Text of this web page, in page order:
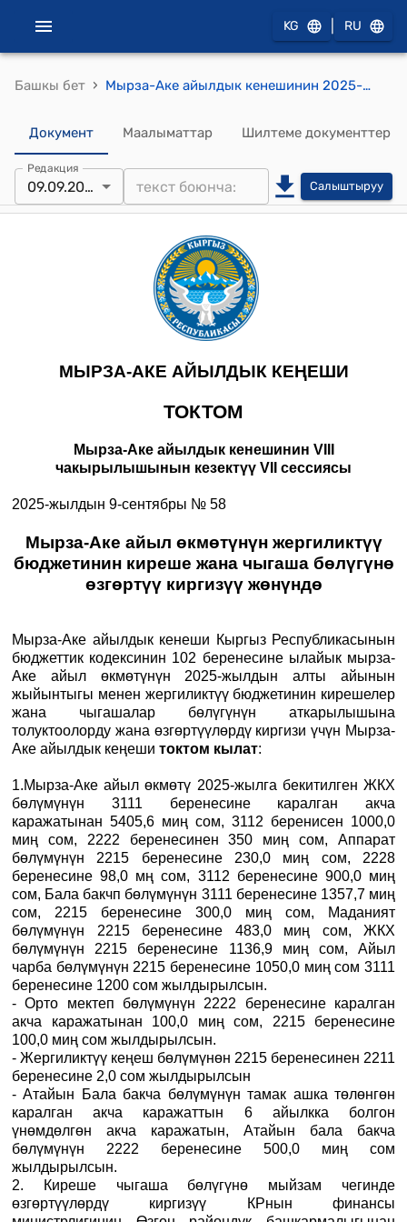
KG RU
Башкы бет › Мырза-Аке айылдык кенешинин 2025-жылдын 9-сентябры № 58 Мырза-Аке айыл өкмөтүнүн жергиликтүү бюджетинин киреше жана чыгаша бөлүгүнө өзгөртүү киргизүү жөнүндө токтому
Документ Маалыматтар Шилтеме документтер
Редакция
09.09.2025 Салыштыруу